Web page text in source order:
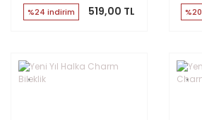
%24 indirim 519,00 TL